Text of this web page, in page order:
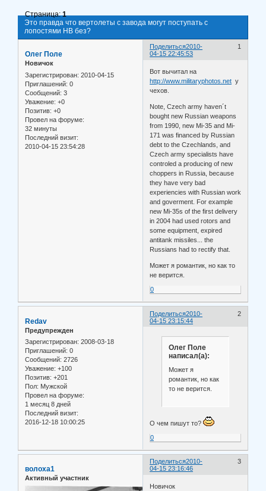
Это правда что вертолеты с завода могут поступать с
лопостями НВ без?
Страница:1
Поделиться 1
2010-
04-15 22:45:53
Олег Поле
Новичок
Зарегистрирован: 2010-04-15
Приглашений: 0
Сообщений: 3
Уважение: +0
Позитив: +0
Провел на форуме:
32 минуты
Последний визит:
2010-04-15 23:54:28
Вот вычитал на
http://www.militaryphotos.net у
чехов.
Note, Czech army haven´t
bought new Russian weapons
from 1990, new Mi-35 and Mi-
171 was financed by Russian
debt to the Czechlands, and
Czech army specialists have
controled a producing of new
choppers in Russia, because
they have very bad
experiencies with Russian work
and goverment. For example
new Mi-35s of the first delivery
in 2004 had used rotors and
some equipment, expired
antitank missiles... the
Russians had to rectify that.
Может я романтик, но как то
не верится.
0
Поделиться 2
2010-
04-15 23:15:44
Redav
Предупрежден
Зарегистрирован: 2008-03-18
Приглашений: 0
Сообщений: 2726
Уважение: +100
Позитив: +201
Пол: Мужской
Провел на форуме:
1 месяц 8 дней
Последний визит:
2016-12-18 10:00:25
Олег Поле
написал(а):
Может я
романтик, но как
то не верится.
О чем пишут то?
0
Поделиться 3
2010-
04-15 23:16:46
волоха1
Активный участник
Новичок